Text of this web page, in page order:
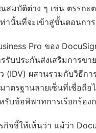
สมบัติต่าง ๆ เช่น ตรรกะ
านั้นที่จะเข้าสู่ขั้นตอนกา
Pro ของ
รับประกันส่งเสริมการข
(IDV) ผสานรวมกับวิธีก
าตรฐานลายเซ็นที่เชื่อถื
บข้อพิพาทการเรียกร้อ
กิจชี้ให้เห็นว่า แม้ว่า